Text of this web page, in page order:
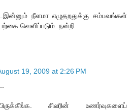
நீளமா எழுதறதுக்கு சம்பவங்கள்
வெளிப்படும்..நன்றி
19, 2009 at 2:26 PM
சிலரின் உணர்வுகளைப்